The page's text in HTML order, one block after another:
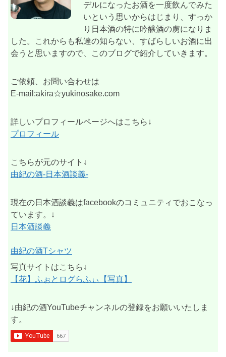
デルになったお酒を一度飲んでみた
いという思いからはじまり、すっか
り日本酒の特に吟醸酒の虜になりま
した。これからも私達の知らない、すばらしいお酒に出
会うと思いますので、このブログで紹介していきます。
ご依頼、お問い合わせは
E-mail:akira☆yukinosake.com
詳しいプロフィールページへはこちら↓
プロフィール
こちらが元のサイト↓
由紀の酒-日本酒談義-
現在の日本酒談義はfacebookのコミュニティでおこなっ
ています。↓
日本酒談義
由紀の酒Tシャツ
写真サイトはこちら↓
【花】ふぉとログらふぃ【写真】
↓由紀の酒YouTubeチャンネルの登録をお願いいたしま
す。